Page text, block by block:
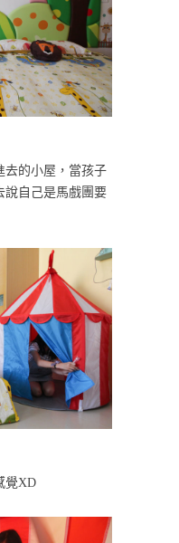
去的小屋，當孩子
說自己是馬戲團要
覺XD